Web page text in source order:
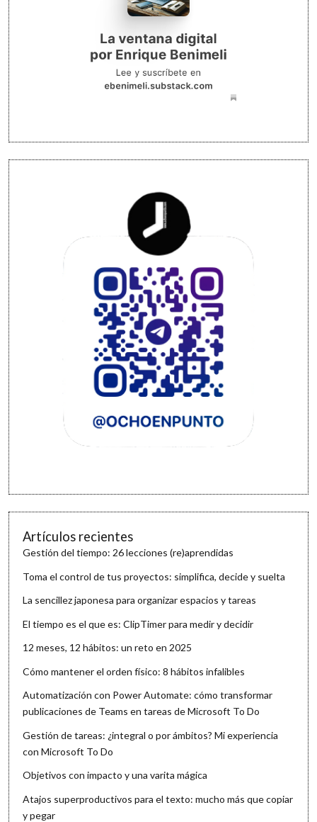
Artículos recientes
Gestión del tiempo: 26 lecciones (re)aprendidas
Toma el control de tus proyectos: simplifica, decide y suelta
La sencillez japonesa para organizar espacios y tareas
El tiempo es el que es: ClipTimer para medir y decidir
12 meses, 12 hábitos: un reto en 2025
Cómo mantener el orden físico: 8 hábitos infalibles
Automatización con Power Automate: cómo transformar
publicaciones de Teams en tareas de Microsoft To Do
Gestión de tareas: ¿integral o por ámbitos? Mi experiencia
con Microsoft To Do
Objetivos con impacto y una varita mágica
Atajos superproductivos para el texto: mucho más que copiar
y pegar